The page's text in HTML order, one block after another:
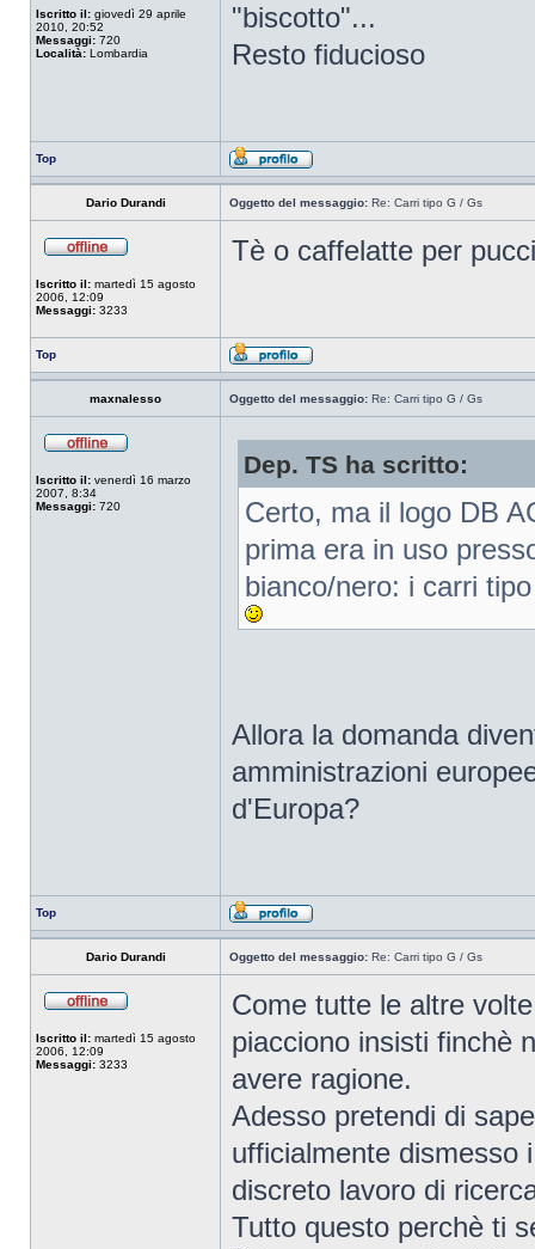
Iscritto il: giovedì 29 aprile
2010, 20:52
Messaggi: 720
Località: Lombardia
"biscotto"...
Resto fiducioso
Top
Dario Durandi Oggetto del messaggio: Re: Carri tipo G / Gs
Iscritto il: martedì 15 agosto
2006, 12:09
Messaggi: 3233
Tè o caffelatte per
Top
maxnalesso Oggetto del messaggio: Re: Carri tipo G / Gs
Iscritto il: venerdì 16 marzo
2007, 8:34
Messaggi: 720
Dep. TS ha scritto:
Certo, ma il logo DB
prima era in uso
bianco/nero: i carri
Allora la domanda
amministrazioni
d'Europa?
Top
Dario Durandi Oggetto del messaggio: Re: Carri tipo G / Gs
Iscritto il: martedì 15 agosto
2006, 12:09
Messaggi: 3233
Come tutte le altre
piacciono insisti finchè
avere ragione.
Adesso pretendi di
ufficialmente dismesso
discreto lavoro di
Tutto questo perchè ti